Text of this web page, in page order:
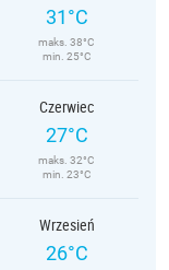
31°C
maks. 38°C
min. 25°C
Czerwiec
27°C
maks. 32°C
min. 23°C
Wrzesień
26°C